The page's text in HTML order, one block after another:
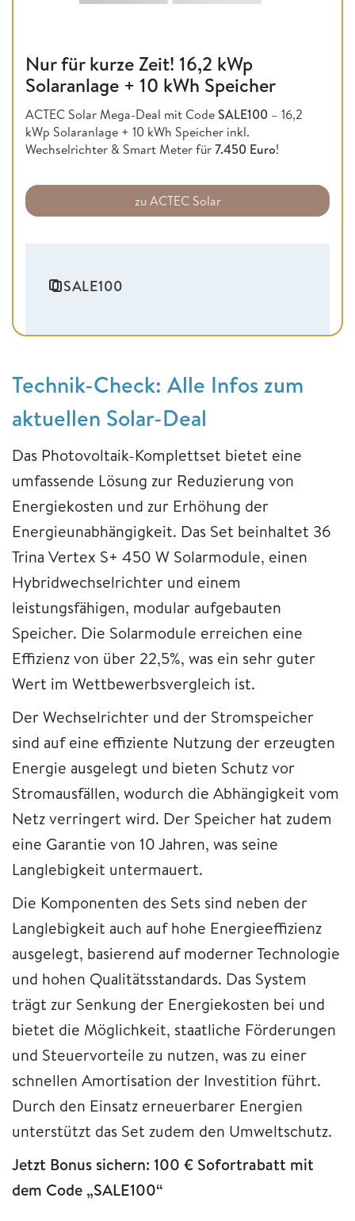
Nur für kurze Zeit! 16,2 kWp
Solaranlage + 10 kWh Speicher
ACTEC Solar Mega-Deal mit CodeSALE100 – 16,2
kWp Solaranlage + 10 kWh Speicher inkl.
Wechselrichter & Smart Meter für7.450 Euro!
zu ACTEC Solar
SALE100
Technik-Check: Alle Infos zum
aktuellen Solar-Deal
Das Photovoltaik-Komplettset bietet eine
umfassende Lösung zur Reduzierung von
Energiekosten und zur Erhöhung der
Energieunabhängigkeit. Das Set beinhaltet 36
Trina Vertex S+ 450 W Solarmodule, einen
Hybridwechselrichter und einem
leistungsfähigen, modular aufgebauten
Speicher. Die Solarmodule erreichen eine
Effizienz von über 22,5%, was ein sehr guter
Wert im Wettbewerbsvergleich ist.
Der Wechselrichter und der Stromspeicher
sind auf eine effiziente Nutzung der erzeugten
Energie ausgelegt und bieten Schutz vor
Stromausfällen, wodurch die Abhängigkeit vom
Netz verringert wird. Der Speicher hat zudem
eine Garantie von 10 Jahren, was seine
Langlebigkeit untermauert.
Die Komponenten des Sets sind neben der
Langlebigkeit auch auf hohe Energieeffizienz
ausgelegt, basierend auf moderner Technologie
und hohen Qualitätsstandards. Das System
trägt zur Senkung der Energiekosten bei und
bietet die Möglichkeit, staatliche Förderungen
und Steuervorteile zu nutzen, was zu einer
schnellen Amortisation der Investition führt.
Durch den Einsatz erneuerbarer Energien
unterstützt das Set zudem den Umweltschutz.
Jetzt Bonus sichern: 100 € Sofortrabatt mit
dem Code „SALE100“